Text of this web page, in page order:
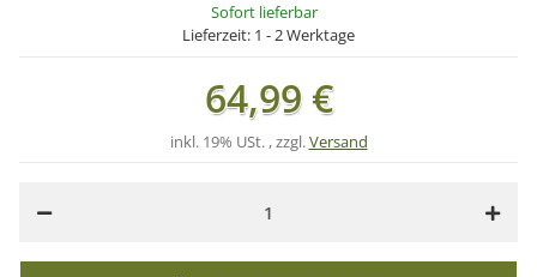
Sofort lieferbar
Lieferzeit: 1 - 2 Werktage
64,99 €
inkl. 19% USt. , zzgl.Versand